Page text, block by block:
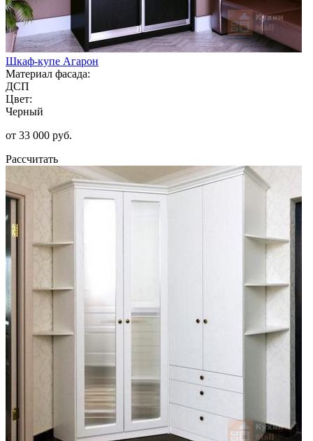
Шкаф-купе Агарон
Материал фасада:
ДСП
Цвет:
Черный
от 33 000 руб.
Рассчитать